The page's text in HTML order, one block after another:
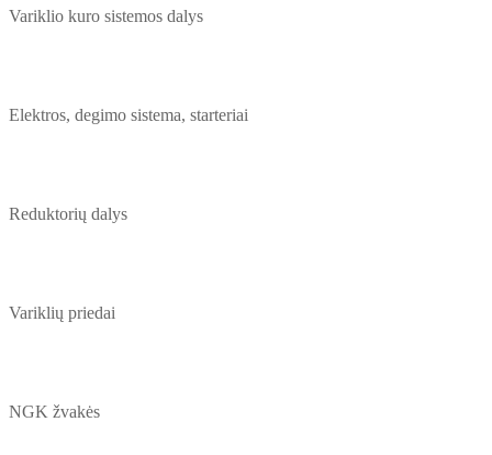
Variklio kuro sistemos dalys
Elektros, degimo sistema, starteriai
Reduktorių dalys
Variklių priedai
NGK žvakės